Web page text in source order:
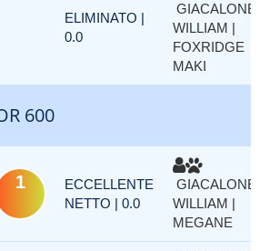
ELIMINATO |
0.0
GIACALONE
WILLIAM |
FOXRIDGE
MAKI
600
1
ECCELLENTE
NETTO | 0.0
GIACALONE
WILLIAM |
MEGANE